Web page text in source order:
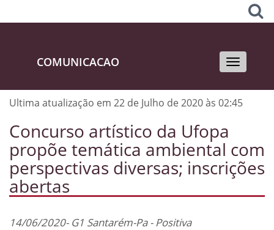
Toggle
COMUNICACAO
Ultima atualização em 22 de Julho de 2020 às 02:45
Concurso artístico da Ufopa
propõe temática ambiental com
perspectivas diversas; inscrições
abertas
14/06/2020- G1 Santarém-Pa - Positiva